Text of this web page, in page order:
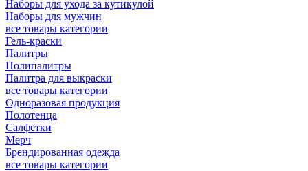
Наборы для ухода за кутикулой
Наборы для мужчин
все товары категории
Гель-краски
Палитры
Полипалитры
Палитра для выкраски
все товары категории
Одноразовая продукция
Полотенца
Салфетки
Мерч
Брендированная одежда
все товары категории